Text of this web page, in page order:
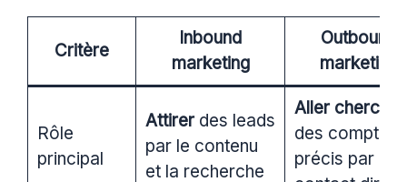
Critère
Inbound
marketing
Outbound
marketing
Rôle
principal
Attirerdes leads
par le contenu
et la recherche
Aller chercher
des comptes
précis par